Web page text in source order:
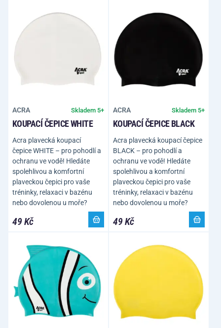
ACRA Skladem 5+
KOUPACÍ ČEPICE WHITE
Acra plavecká koupací
čepice WHITE – pro pohodlí a
ochranu ve vodě! Hledáte
spolehlivou a komfortní
plaveckou čepici pro vaše
tréninky, relaxaci v bazénu
nebo dovolenou u moře?
49 Kč
ACRA Skladem 5+
KOUPACÍ ČEPICE BLACK
Acra plavecká koupací čepice
BLACK – pro pohodlí a
ochranu ve vodě! Hledáte
spolehlivou a komfortní
plaveckou čepici pro vaše
tréninky, relaxaci v bazénu
nebo dovolenou u moře?
49 Kč